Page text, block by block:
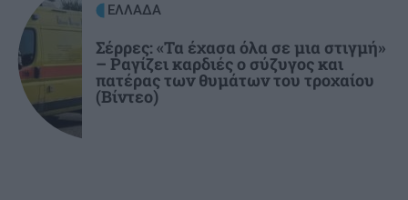
ΕΛΛΑΔΑ
Σέρρες: «Τα έχασα όλα σε μια στιγμή»
– Ραγίζει καρδιές ο σύζυγος και
πατέρας των θυμάτων του τροχαίου
(Βίντεο)